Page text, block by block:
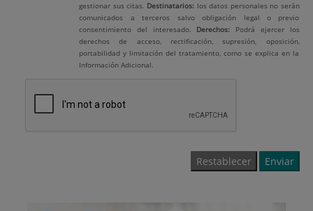
gestionar sus citas. Destinatarios: los datos personales no serán
comunicados a terceros salvo obligación legal o previo
consentimiento del interesado. Derechos: Podrá ejercer los
derechos de acceso, rectificación, supresión, oposición,
portabilidad y limitación del tratamiento, como se explica en la
Información Adicional.